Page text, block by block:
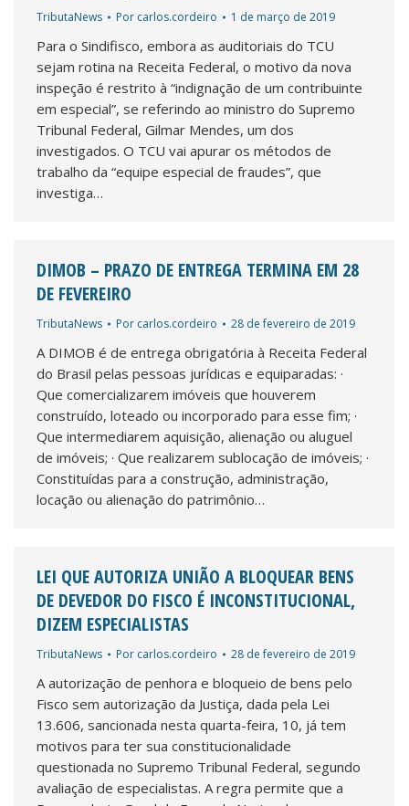
TributaNews Por carlos.cordeiro 1 de março de 2019
Para o Sindifisco, embora as auditoriais do TCU
sejam rotina na Receita Federal, o motivo da nova
inspeção é restrito à “indignação de um contribuinte
em especial”, se referindo ao ministro do Supremo
Tribunal Federal, Gilmar Mendes, um dos
investigados. O TCU vai apurar os métodos de
trabalho da “equipe especial de fraudes”, que
investiga…
DIMOB – PRAZO DE ENTREGA TERMINA EM 28
DE FEVEREIRO
TributaNews Por carlos.cordeiro 28 de fevereiro de 2019
A DIMOB é de entrega obrigatória à Receita Federal
do Brasil pelas pessoas jurídicas e equiparadas: ·
Que comercializarem imóveis que houverem
construído, loteado ou incorporado para esse fim; ·
Que intermediarem aquisição, alienação ou aluguel
de imóveis; · Que realizarem sublocação de imóveis; ·
Constituídas para a construção, administração,
locação ou alienação do patrimônio…
LEI QUE AUTORIZA UNIÃO A BLOQUEAR BENS
DE DEVEDOR DO FISCO É INCONSTITUCIONAL,
DIZEM ESPECIALISTAS
TributaNews Por carlos.cordeiro 28 de fevereiro de 2019
A autorização de penhora e bloqueio de bens pelo
Fisco sem autorização da Justiça, dada pela Lei
13.606, sancionada nesta quarta-feira, 10, já tem
motivos para ter sua constitucionalidade
questionada no Supremo Tribunal Federal, segundo
avaliação de especialistas. A regra permite que a